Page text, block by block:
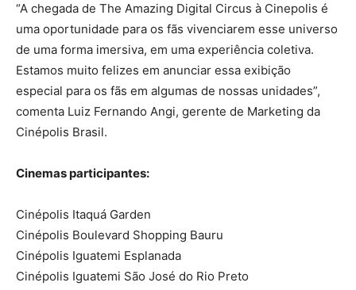
“A chegada de The Amazing Digital Circus à Cinepolis é
uma oportunidade para os fãs vivenciarem esse universo
de uma forma imersiva, em uma experiência coletiva.
Estamos muito felizes em anunciar essa exibição
especial para os fãs em algumas de nossas unidades”,
comenta Luiz Fernando Angi, gerente de Marketing da
Cinépolis Brasil.
Cinemas participantes:
Cinépolis Itaquá Garden
Cinépolis Boulevard Shopping Bauru
Cinépolis Iguatemi Esplanada
Cinépolis Iguatemi São José do Rio Preto